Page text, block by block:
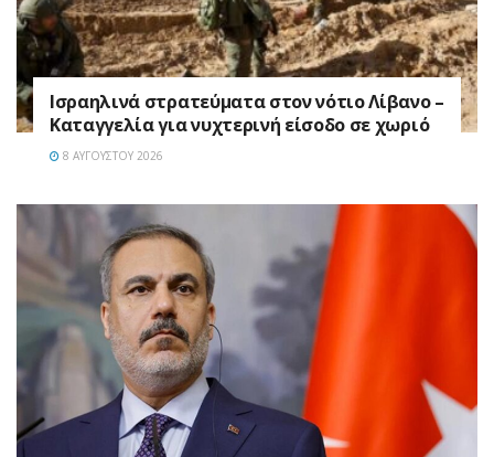
Ισραηλινά στρατεύματα στον νότιο Λίβανο –
Καταγγελία για νυχτερινή είσοδο σε χωριό
8 ΑΥΓΟΎΣΤΟΥ 2026